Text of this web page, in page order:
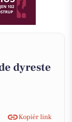
dyreste
Kopiér link